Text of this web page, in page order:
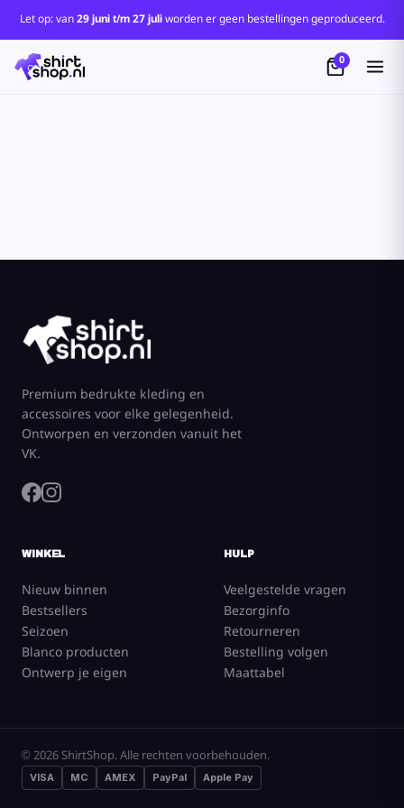
Let op: van29 juni t/m 27 juliworden er geen bestellingen geproduceerd.
0
Premium bedrukte kleding en
accessoires voor elke gelegenheid.
Ontworpen en verzonden vanuit het
VK.
WINKEL
Nieuw binnen
Bestsellers
Seizoen
Blanco producten
Ontwerp je eigen
HULP
Veelgestelde vragen
Bezorginfo
Retourneren
Bestelling volgen
Maattabel
© 2026 ShirtShop. Alle rechten voorbehouden.
VISA MC AMEX PayPal Apple Pay
Standaard
Price: Lowest First
Price: Highest First